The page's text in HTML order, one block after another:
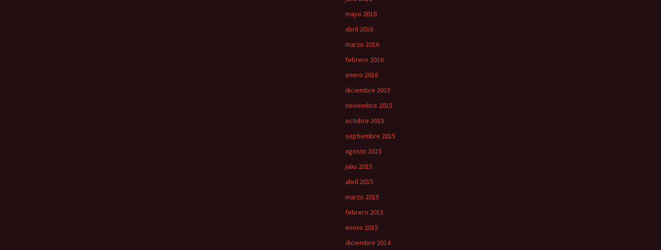
mayo 2016
abril 2016
marzo 2016
febrero 2016
enero 2016
diciembre 2015
noviembre 2015
octubre 2015
septiembre 2015
agosto 2015
julio 2015
abril 2015
marzo 2015
febrero 2015
enero 2015
diciembre 2014